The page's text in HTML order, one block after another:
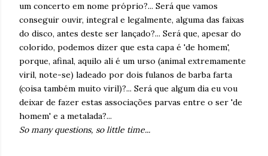
um concerto em nome próprio?... Será que vamos
conseguir ouvir, integral e legalmente, alguma das faixas
do disco, antes deste ser lançado?... Será que, apesar do
colorido, podemos dizer que esta capa é 'de homem',
porque, afinal, aquilo ali é um urso (animal extremamente
viril, note-se) ladeado por dois fulanos de barba farta
(coisa também muito viril)?... Será que algum dia eu vou
deixar de fazer estas associações parvas entre o ser 'de
homem' e a metalada?...
So many questions, so little time...